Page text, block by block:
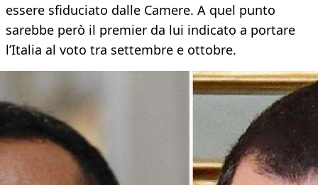
essere sfiduciato dalle Camere. A quel punto
sarebbe però il premier da lui indicato a portare
l’Italia al voto tra settembre e ottobre.